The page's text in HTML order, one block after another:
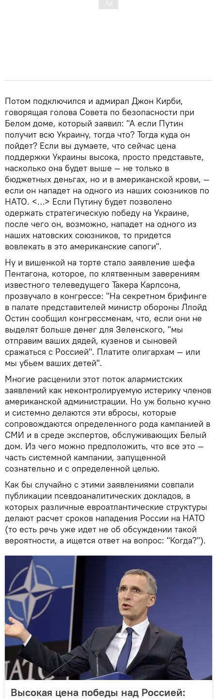
Потом подключился и адмирал Джон Кирби,
говорящая голова Совета по безопасности при
Белом доме, который заявил: "А если Путин
получит всю Украину, тогда что? Тогда куда он
пойдет? Если вы думаете, что сейчас цена
поддержки Украины высока, просто представьте,
насколько она будет выше — не только в
бюджетных деньгах, но и в американской крови, —
если он нападет на одного из наших союзников по
НАТО. <…> Если Путину будет позволено
одержать стратегическую победу на Украине,
после чего он, возможно, нападет на одного из
наших натовских союзников, то придется
вовлекать в это американские сапоги".
Ну и вишенкой на торте стало заявление шефа
Пентагона, которое, по клятвенным заверениям
известного телеведущего Такера Карлсона,
прозвучало в конгрессе: "На секретном брифинге
в палате представителей министр обороны Ллойд
Остин сообщил конгрессменам, что, если они не
выделят больше денег для Зеленского, "мы
отправим ваших дядей, кузенов и сыновей
сражаться с Россией". Платите олигархам — или
мы убьем ваших детей".
Многие расценили этот поток алармистских
заявлений как неконтролируемую истерику членов
американской администрации. Но уж больно кучно
и системно делаются эти вбросы, которые
сопровождаются определенного рода кампанией в
СМИ и в среде экспертов, обслуживающих Белый
дом. Из чего можно предположить, что все это —
часть системной кампании, запущенной
сознательно и с определенной целью.
Как бы случайно с этими заявлениями совпали
публикации псевдоаналитических докладов, в
которых различные евроатлантические структуры
делают расчет сроков нападения России на НАТО
(то есть речь уже идет не об обсуждении такой
вероятности, а ищется ответ на вопрос: "Когда?").
Высокая цена победы над Россией: